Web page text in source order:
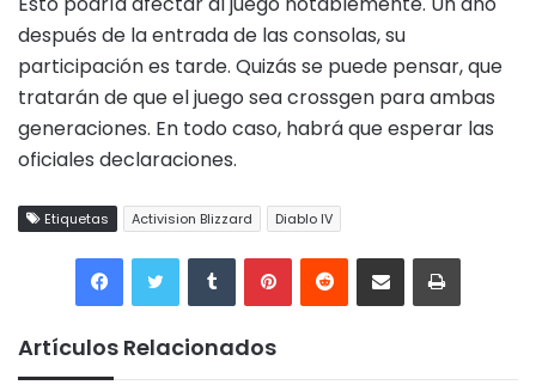
después de la entrada de las consolas, su
participación es tarde. Quizás se puede pensar, que
tratarán de que el juego sea crossgen para ambas
generaciones. En todo caso, habrá que esperar las
oficiales declaraciones.
Etiquetas Activision Blizzard Diablo IV
TumblrPinterestReddit Compartir por correo electrónicoImprimir
Artículos Relacionados